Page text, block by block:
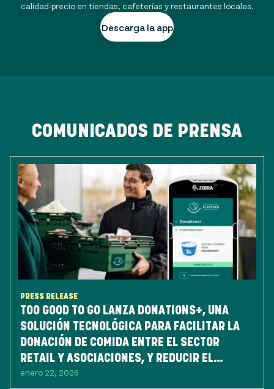
calidad-precio en tiendas, cafeterías y restaurantes locales.
Descarga la app
COMUNICADOS DE PRENSA
PRESS RELEASE
TOO GOOD TO GO LANZA DONATIONS+, UNA
SOLUCIÓN TECNOLÓGICA PARA FACILITAR LA
DONACIÓN DE COMIDA ENTRE EL SECTOR
RETAIL Y ASOCIACIONES, Y REDUCIR EL
DESPERDICIO DE ALIMENTOS
enero 22, 2026